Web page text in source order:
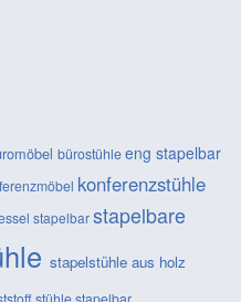
bürostühleeng stapelbar
konferenzstühle
stapelbarstapelbare
stapelstühle aus holz
stühle stapelbar